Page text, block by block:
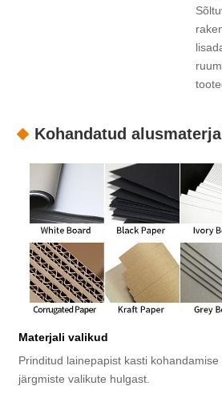
Kohandatud
Materjali valikud
Prinditud lainepapist kasti
järgmiste valikute hulgast.